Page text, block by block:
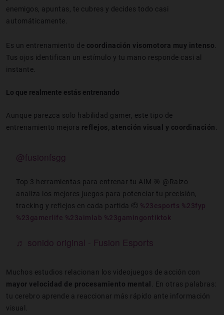
enemigos, apuntas, te cubres y decides todo casi
automáticamente.
Es un entrenamiento de coordinación visomotora muy intenso
Tus ojos identifican un estímulo y tu mano responde casi al
instante.
Lo que realmente estás entrenando
Aunque parezca solo habilidad gamer, este tipo de
entrenamiento mejora reflejos, atención visual y coordinación
@fusionfsgg
Top 3 herramientas para entrenar tu AIM 🎯 @Raizo
analiza los mejores juegos para potenciar tu precisión,
tracking y reflejos en cada partida 🫡 %23esports %23fyp
%23gamerlife %23aimlab %23gamingontiktok
♬ sonido original - Fusion Esports
Muchos estudios relacionan los videojuegos de acción con
mayor velocidad de procesamiento mental
. En otras palabras:
tu cerebro aprende a reaccionar más rápido ante información
visual.